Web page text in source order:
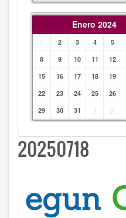
Enero 2024
1 2 3 4 5
8
9 10 11 12
15
16 17 18 19
22
23 24 25 26
29
30 31 1 2
20250718